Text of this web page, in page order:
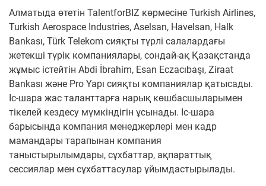
Алматыда өтетін TalentforBIZ көрмесіне Turkish Airlines,
Turkish Aerospace Industries, Aselsan, Havelsan, Halk
Bankası, Türk Telekom сияқты түрлі салалардағы
жетекші түрік компаниялары, сондай-ақ Қазақстанда
жұмыс істейтін Abdi İbrahim, Esan Eczacıbaşı, Ziraat
Bankası және Pro Yapı сияқты компаниялар қатысады.
Іс-шара жас таланттарға нарық көшбасшыларымен
тікелей кездесу мүмкіндігін ұсынады. Іс-шара
барысында компания менеджерлері мен кадр
мамандары тарапынан компания
таныстырылымдары, сұхбаттар, ақпараттық
сессиялар мен сұхбаттасулар ұйымдастырылады.